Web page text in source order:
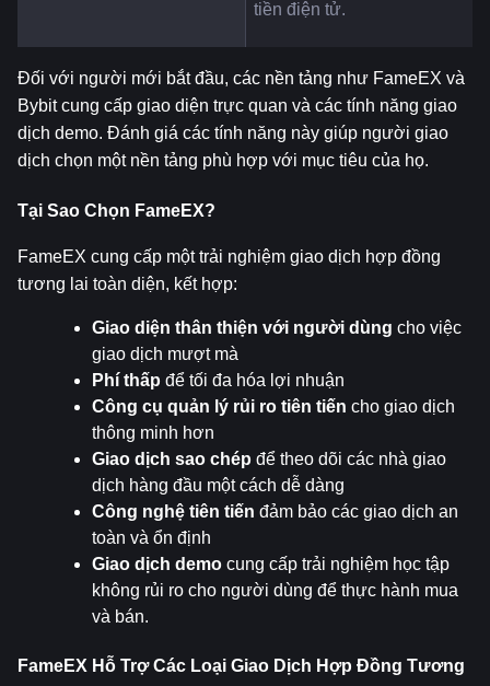
tiền điện tử.
Đối với người mới bắt đầu, các nền tảng như FameEX và
Bybit cung cấp giao diện trực quan và các tính năng giao
dịch demo. Đánh giá các tính năng này giúp người giao
dịch chọn một nền tảng phù hợp với mục tiêu của họ.
Tại Sao Chọn FameEX?
FameEX cung cấp một trải nghiệm giao dịch hợp đồng
tương lai toàn diện, kết hợp:
Giao diện thân thiện với người dùng cho việc
giao dịch mượt mà
Phí thấp để tối đa hóa lợi nhuận
Công cụ quản lý rủi ro tiên tiến cho giao dịch
thông minh hơn
Giao dịch sao chép để theo dõi các nhà giao
dịch hàng đầu một cách dễ dàng
Công nghệ tiên tiến đảm bảo các giao dịch an
toàn và ổn định
Giao dịch demo cung cấp trải nghiệm học tập
không rủi ro cho người dùng để thực hành mua
và bán.
FameEX Hỗ Trợ Các Loại Giao Dịch Hợp Đồng Tương